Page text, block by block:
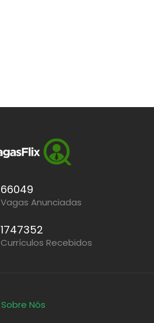
66049
Vagas Anunciadas
1747352
Currículos Recebidos
Sobre Nós